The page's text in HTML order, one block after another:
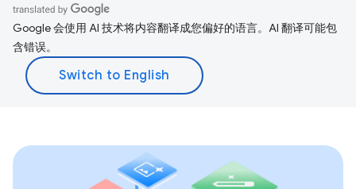
Google 会使用 AI 技术将内容翻译成您偏好的语言。AI 翻译可能包
含错误。